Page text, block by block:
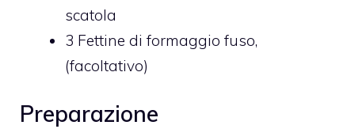
scatola
3 Fettine di formaggio fuso,
(facoltativo)
Preparazione